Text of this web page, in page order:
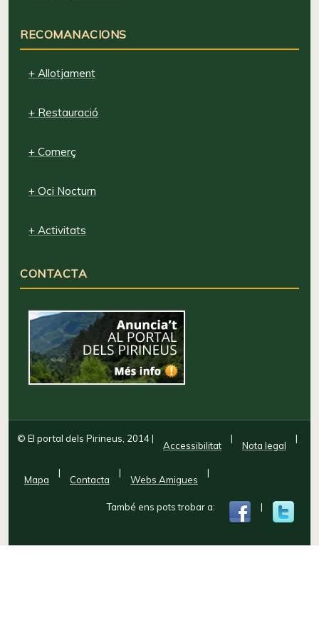
RECOMANACIONS
+ Allotjament
+ Restauració
+ Comerç
+ Oci Nocturn
+ Activitats
CONTACTA
© El portal dels Pirineus, 2014|
Accessibilitat
|
Nota legal
|
Mapa
|
Contacta
|
Webs Amigues
|
També ens pots trobar a: |